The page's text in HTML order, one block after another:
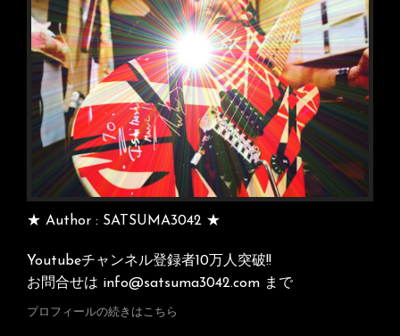
ゃ
ん
と
京
都
246
で
セ
ッ
シ
ョ
イ
ベ
ン
シ
ョ
ン
★ Author : SATSUMA3042 ★
Youtubeチャンネル登録者10万人突破!!
お問合せは info@satsuma3042.com まで
プロフィールの続きはこちら